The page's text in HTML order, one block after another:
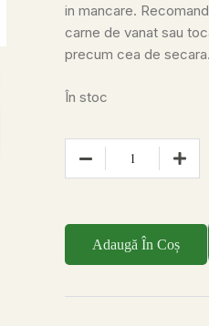
in mancare.
carne de vanat sau
precum cea de secara.
În stoc
Adaugă În Coș